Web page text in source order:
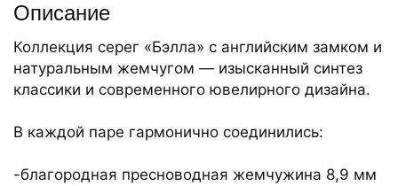
Описание
Коллекция серег «Бэлла» с английским замком и
натуральным жемчугом — изысканный синтез
классики и современного ювелирного дизайна.
В каждой паре гармонично соединились:
-благородная пресноводная жемчужина 8,9 мм